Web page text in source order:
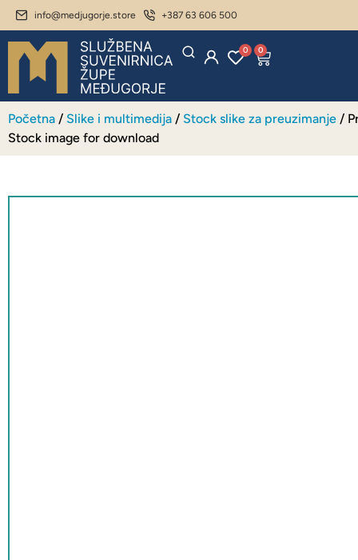
info@medjugorje.store +387 63 606 500
0 0
Početna / Slike i multimedija / Stock slike za preuzimanje /
Stock image for download